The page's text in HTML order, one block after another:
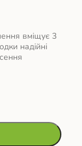
вміщує 3
надійні